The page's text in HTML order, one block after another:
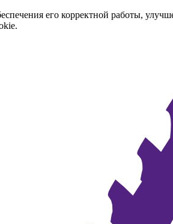
его корректной работы,